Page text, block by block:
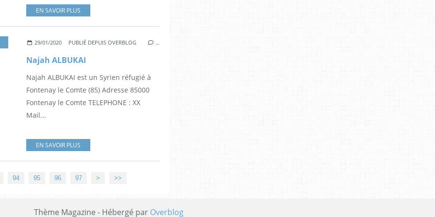
EN SAVOIR PLUS
29/01/2020 PUBLIÉ DEPUIS OVERBLOG …
Najah ALBUKAI
Najah ALBUKAI est un Syrien réfugié à
Fontenay le Comte (85) Adresse 85000
Fontenay le Comte TELEPHONE : XX
Mail...
EN SAVOIR PLUS
94 95 96 97 > >>
Thème Magazine - Hébergé par Overblog